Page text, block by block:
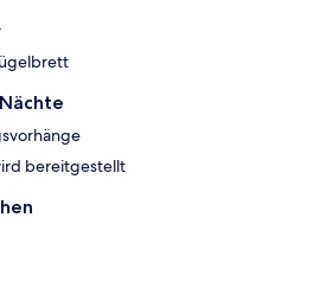
bereitgestellt